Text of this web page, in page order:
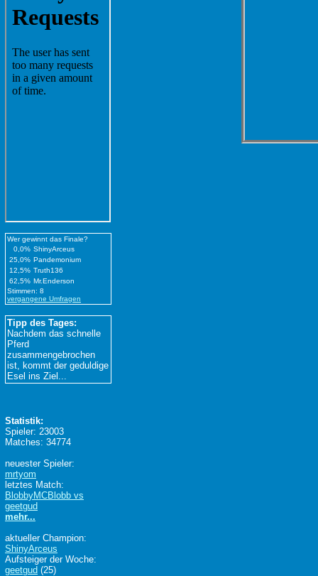
Wer gewinnt das Finale?
0,0% ShinyArceus
25,0% Pandemonium
12,5% Truth136
62,5% Mr.Enderson
Stimmen: 8
vergangene Umfragen
Tipp des Tages:
Nachdem das schnelle
Pferd
zusammengebrochen
ist, kommt der geduldige
Esel ins Ziel...
Statistik:
Spieler: 23003
Matches: 34774
neuester Spieler:
mrtyom
letztes Match:
BlobbyMCBlobb vs
geetgud
mehr...
aktueller Champion:
ShinyArceus
Aufsteiger der Woche:
geetgud (25)